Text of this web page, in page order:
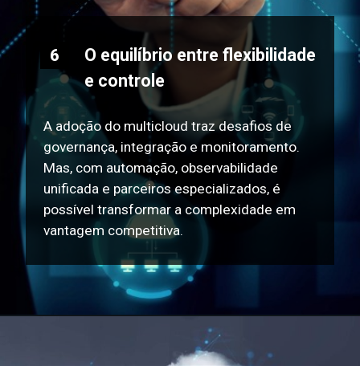
O equilíbrio entre flexibilidade
e controle
A adoção do multicloud traz desafios de
governança, integração e monitoramento.
Mas, com automação, observabilidade
unificada e parceiros especializados, é
possível transformar a complexidade em
vantagem competitiva.
6